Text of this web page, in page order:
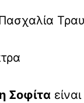
Σοφίτα